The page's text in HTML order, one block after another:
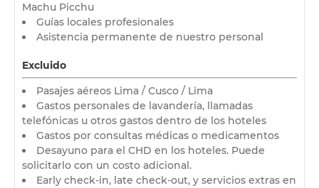
Machu Picchu
Guías locales profesionales
Asistencia permanente de nuestro personal
Excluido
Pasajes aéreos Lima / Cusco / Lima
Gastos personales de lavandería, llamadas
telefónicas u otros gastos dentro de los hoteles
Gastos por consultas médicas o medicamentos
Desayuno para el CHD en los hoteles. Puede
solicitarlo con un costo adicional.
Early check-in, late check-out, y servicios extras en